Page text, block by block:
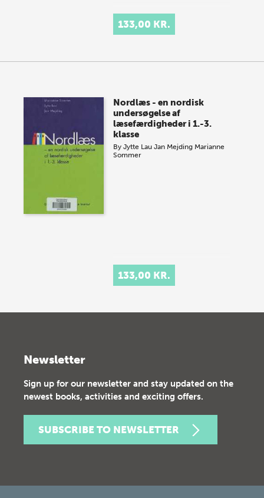
133,00 KR.
Nordlæs - en nordisk
undersøgelse af
læsefærdigheder i 1.-3.
klasse
ByJytte Lau Jan Mejding Marianne
Sommer
133,00 KR.
Newsletter
Sign up for our newsletter and stay updated on the
newest books, activities and exciting offers.
SUBSCRIBE TO NEWSLETTER